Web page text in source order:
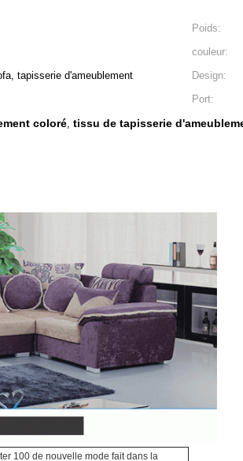
Poids:
couleur:
tapisserie d'ameublement Design:
Port:
coloré, tissu de tapisserie
100 de nouvelle mode fait dans la